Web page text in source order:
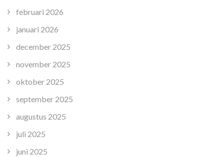
februari 2026
januari 2026
december 2025
november 2025
oktober 2025
september 2025
augustus 2025
juli 2025
juni 2025